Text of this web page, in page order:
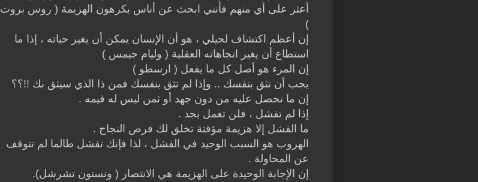
أعثر على أي منهم فأنني ابحث عن أناس يكرهون الهزيمة ( روس بروت
)
إن أعظم اكتشاف لجيلي ، هو أن الإنسان يمكن أن يغير حياته ، إذا ما
استطاع أن يغير اتجاهاته العقلية ( وليام جيمس )
إن المرء هو أصل كل ما يفعل ( ارسطو )
يجب أن تثق بنفسك .. وإذا لم تثق بنفسك فمن ذا الذي سيثق بك !!؟؟
إن ما تحصل عليه من دون جهد أو ثمن ليس له قيمه .
إذا لم تفشل ، فلن تعمل بجد .
ما الفشل إلا هزيمة مؤقتة تخلق لك فرص النجاح .
الهروب هو السبب الوحيد في الفشل ، لذا فإنك تفشل طالما لم تتوقف
عن المحاولة .
إن الإجابة الوحيدة على الهزيمة هي الانتصار ( ونستون تشرشل).